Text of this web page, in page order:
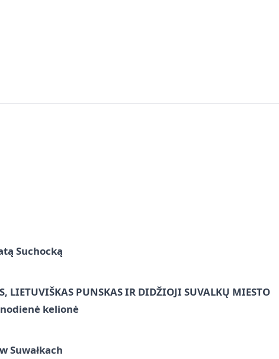
Suchocką
LIETUVIŠKAS PUNSKAS IR DIDŽIOJI SUVALKŲ MIESTO
kelionė
Suwałkach